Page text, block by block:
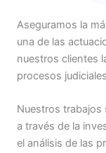
Aseguramos la
una de las
nuestros clientes
procesos
Nuestros trabajos
a través de la
el análisis de las